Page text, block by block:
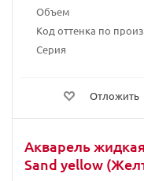
Объем
Код оттенка по
Серия
Отложить
Акварель
Sand yellow